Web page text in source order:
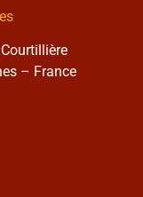
– France